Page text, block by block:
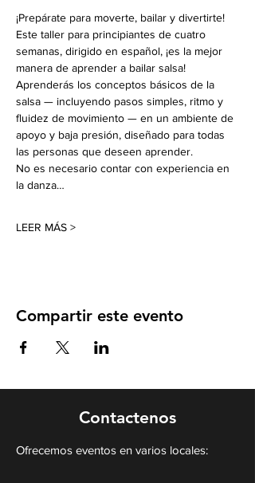
¡Prepárate para moverte, bailar y divertirte!
Este taller para principiantes de cuatro
semanas, dirigido en español, ¡es la mejor
manera de aprender a bailar salsa!
Aprenderás los conceptos básicos de la
salsa — incluyendo pasos simples, ritmo y
fluidez de movimiento — en un ambiente de
apoyo y baja presión, diseñado para todas
las personas que deseen aprender.
No es necesario contar con experiencia en
la danza…
LEER MÁS >
Compartir este evento
Contactenos
Ofrecemos eventos en varios locales: